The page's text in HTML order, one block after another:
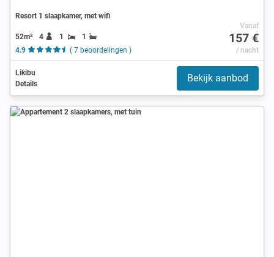
Resort 1 slaapkamer, met wifi
52m² 4 1
1
4.9
( 7 beoordelingen )
Vanaf
157 €
/ nacht
Likibu
Details
Bekijk aanbod